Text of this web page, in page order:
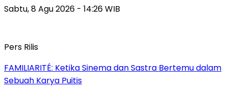
Sabtu, 8 Agu 2026 - 14:26 WIB
Pers Rilis
FAMILIARITÉ: Ketika Sinema dan Sastra Bertemu dalam
Sebuah Karya Puitis